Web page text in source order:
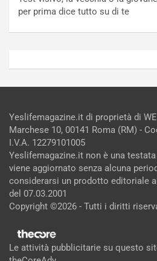
per prima dice tutto su di te
Yeslifemagazine.it di proprietà di
Marchese 10, 00141 Roma (RM) -
I.V.A. 12279101005
Yeslifemagazine.it non è una
viene aggiornato senza alcuna
considerarsi un prodotto editoriale
del 07.03.2001
Copyright ©2026 - Tutti i diritti
Le attività pubblicitarie su questo